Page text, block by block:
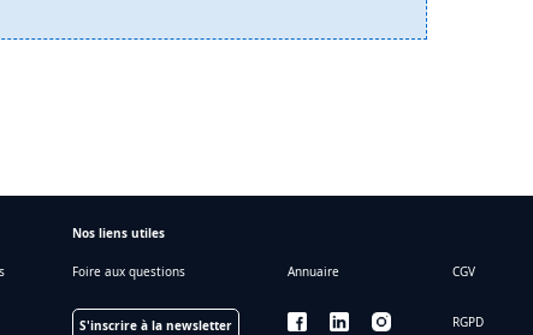
Nos liens utiles
Foire aux questions
S'inscrire à la newsletter
Annuaire CGV
RGPD